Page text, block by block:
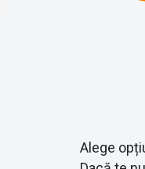
Alege